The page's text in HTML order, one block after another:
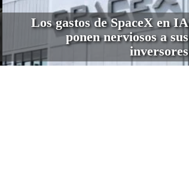
Los gastos de SpaceX en IA
ponen nerviosos a sus
inversores